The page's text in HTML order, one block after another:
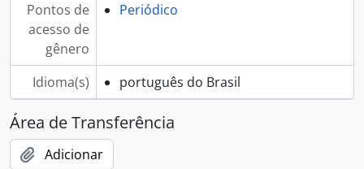
Pontos de
acesso de
gênero
Periódico
Idioma(s) português do Brasil
Área de Transferência
Adicionar